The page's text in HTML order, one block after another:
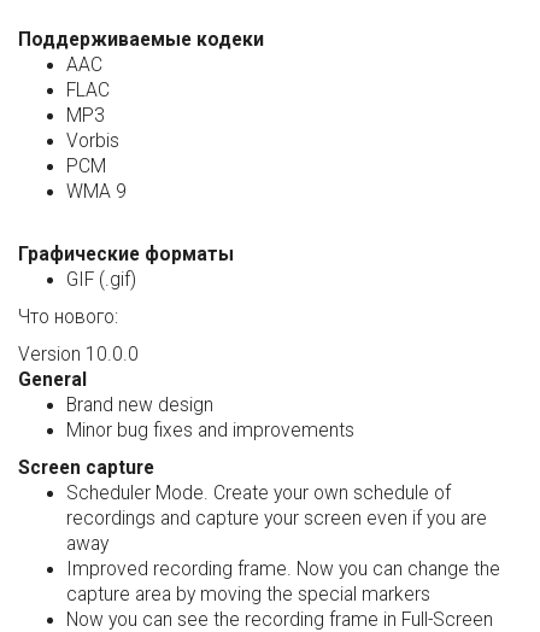
Поддерживаемые кодеки
AAC
FLAC
MP3
Vorbis
PCM
WMA 9
Графические форматы
GIF (.gif)
Что нового:
Version 10.0.0
General
Brand new design
Minor bug fixes and improvements
Screen capture
Scheduler Mode. Create your own schedule of
recordings and capture your screen even if you are
away
Improved recording frame. Now you can change the
capture area by moving the special markers
Now you can see the recording frame in Full-Screen